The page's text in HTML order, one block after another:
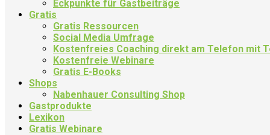
Eckpunkte für Gastbeiträge
Gratis
Gratis Ressourcen
Social Media Umfrage
Kostenfreies Coaching direkt am Telefon mit
Kostenfreie Webinare
Gratis E-Books
Shops
Nabenhauer Consulting Shop
Gastprodukte
Lexikon
Gratis Webinare